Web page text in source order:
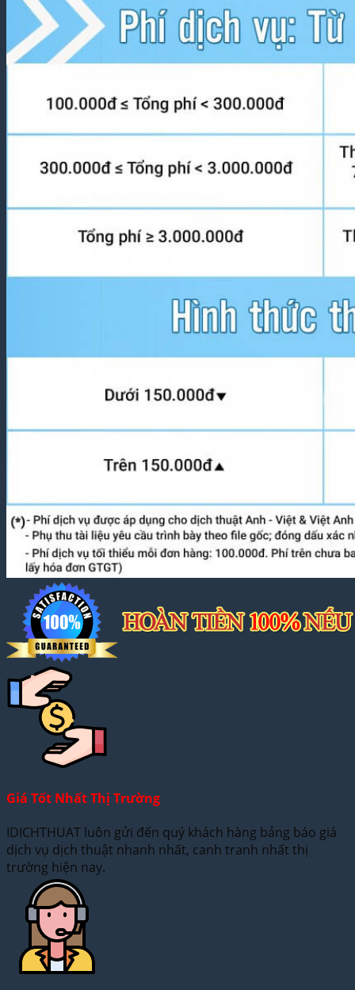
Giá Tốt Nhất Thị Trường
IDICHTHUAT luôn gửi đến quý khách hàng bảng báo giá
dịch vụ dịch thuật nhanh nhất, canh tranh nhất thị
trường hiện nay.